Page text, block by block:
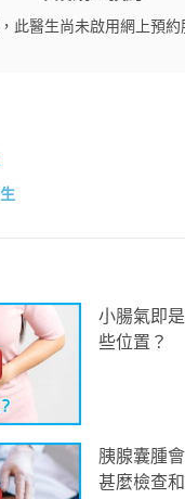
此醫生尚未啟用網上預約
小腸氣即
些位置？
胰腺囊腫
甚麼檢查